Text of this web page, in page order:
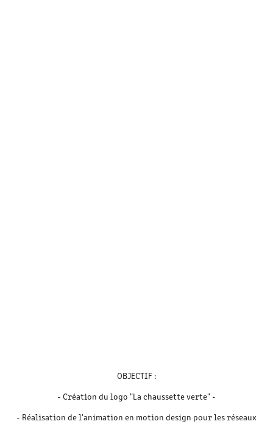
OBJECTIF :
- Création du logo "La chaussette verte" -
- Réalisation de l'animation en motion design pour les réseaux